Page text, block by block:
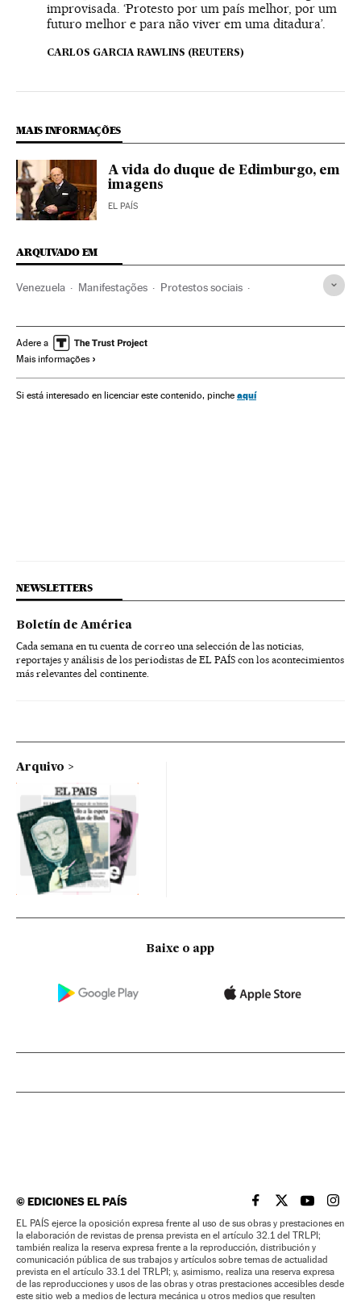
improvisada. ‘Protesto por um país melhor, por um
futuro melhor e para não viver em uma ditadura’.
CARLOS GARCIA RAWLINS (REUTERS)
MAIS INFORMAÇÕES
A vida do duque de Edimburgo, em
imagens
EL PAÍS
ARQUIVADO EM
Venezuela Manifestações Protestos sociais
Adere a
Mais informações
Si está interesado en licenciar este contenido, pinche aquí
NEWSLETTERS
Boletín de América
Cada semana en tu cuenta de correo una selección de las noticias,
reportajes y análisis de los periodistas de EL PAÍS con los acontecimientos
más relevantes del continente.
Arquivo
Baixe o app
©EDICIONES EL PAÍS EL PAÍS BRASIL EN
EL PAÍSEL PAÍS
EL
EL PAÍS ejerce la oposición expresa frente al uso de sus obras y prestaciones en
la elaboración de revistas de prensa prevista en el artículo 32.1 del TRLPI;
también realiza la reserva expresa frente a la reproducción, distribución y
comunicación pública de sus trabajos y artículos sobre temas de actualidad
prevista en el artículo 33.1 del TRLPI; y, asimismo, realiza una reserva expresa
de las reproducciones y usos de las obras y otras prestaciones accesibles desde
este sitio web a medios de lectura mecánica u otros medios que resulten